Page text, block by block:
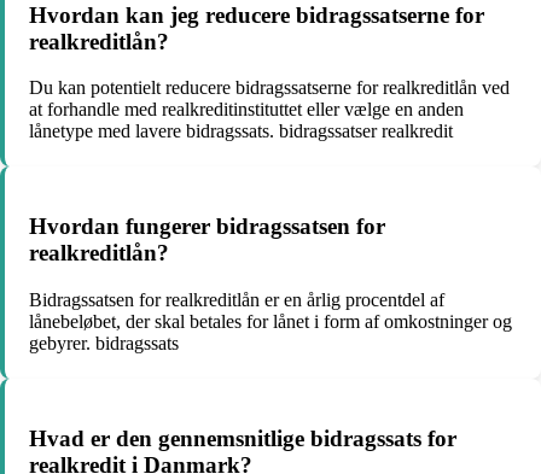
Hvordan kan jeg reducere bidragssatserne for
realkreditlån?
Du kan potentielt reducere bidragssatserne for realkreditlån ved
at forhandle med realkreditinstituttet eller vælge en anden
lånetype med lavere bidragssats. bidragssatser realkredit
Hvordan fungerer bidragssatsen for
realkreditlån?
Bidragssatsen for realkreditlån er en årlig procentdel af
lånebeløbet, der skal betales for lånet i form af omkostninger og
gebyrer. bidragssats
Hvad er den gennemsnitlige bidragssats for
realkredit i Danmark?